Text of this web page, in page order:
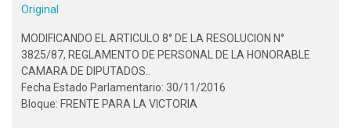
Original
MODIFICANDO EL ARTICULO 8° DE LA RESOLUCION N°
3825/87, REGLAMENTO DE PERSONAL DE LA HONORABLE
CAMARA DE DIPUTADOS..
Fecha Estado Parlamentario: 30/11/2016
Bloque: FRENTE PARA LA VICTORIA